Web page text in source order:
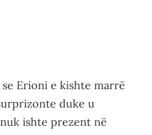
Erioni e kishte marrë
duke u
ishte prezent në